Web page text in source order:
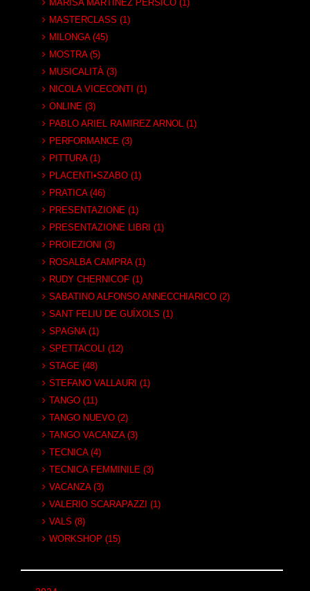
MARISA MARTÍNEZ PÉRSICO (1)
MASTERCLASS (1)
MILONGA (45)
MOSTRA (5)
MUSICALITÀ (3)
NICOLA VICECONTI (1)
ONLINE (3)
PABLO ARIEL RAMIREZ ARNOL (1)
PERFORMANCE (3)
PITTURA (1)
PLACENTI•SZABO (1)
PRATICA (46)
PRESENTAZIONE (1)
PRESENTAZIONE LIBRI (1)
PROIEZIONI (3)
ROSALBA CAMPRA (1)
RUDY CHERNICOF (1)
SABATINO ALFONSO ANNECCHIARICO (2)
SANT FELIU DE GUÍXOLS (1)
SPAGNA (1)
SPETTACOLI (12)
STAGE (48)
STEFANO VALLAURI (1)
TANGO (11)
TANGO NUEVO (2)
TANGO VACANZA (3)
TECNICA (4)
TECNICA FEMMINILE (3)
VACANZA (3)
VALERIO SCARAPAZZI (1)
VALS (8)
WORKSHOP (15)